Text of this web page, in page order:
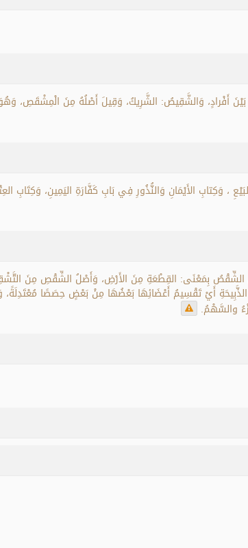
وَالشَّقِيصُ: الشَّرِيكُ، وَقِيلَ أَصْلُهُ مِنَ الْمِشْقَصِ،
وَكِتابِ الأَيْمَانِ وَالنُّذُورِ فِي بَابِ كَفَّارَةِ اليَمِينِ، وَكِتَابِ
بِمَعْنَى: القِطْعَةِ مِنَ الأَرْضِ، وَأَصْلُ الشِّقْصِ مِنَ
أَيْ تَقْسِيمُ أَعْضَائِهَا بَعْضُهَا مِنْ بَعْضٍ حِصَصًا مُعْتَدِلَةً،
والسَّهْمُ.